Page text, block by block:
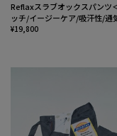
Reflaxスラブオックスパンツ
ッチ/イージーケア/吸汗性/通
¥19,800